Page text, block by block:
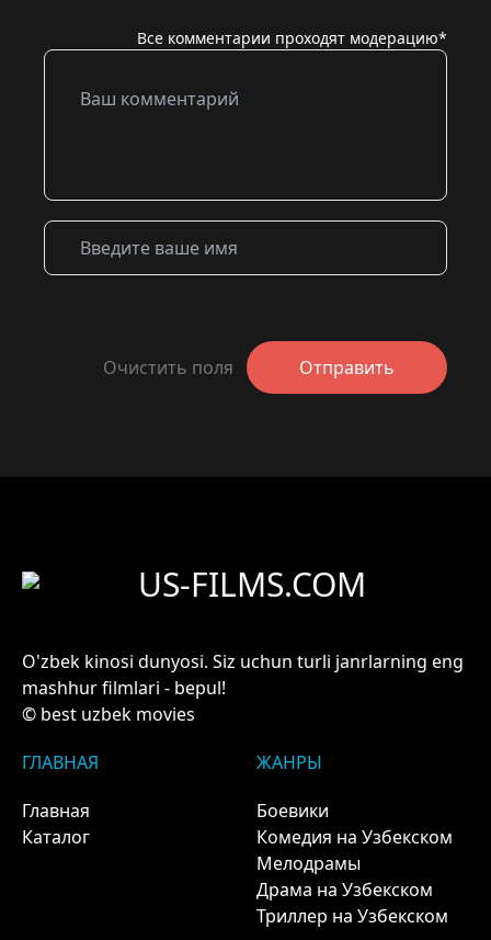
Все комментарии проходят модерацию*
Очистить поля Отправить
US-FILMS.COM
O'zbek kinosi dunyosi. Siz uchun turli janrlarning eng
mashhur filmlari - bepul!
© best uzbek movies
ГЛАВНАЯ
Главная
Каталог
ЖАНРЫ
Боевики
Комедия на Узбекском
Мелодрамы
Драма на Узбекском
Триллер на Узбекском